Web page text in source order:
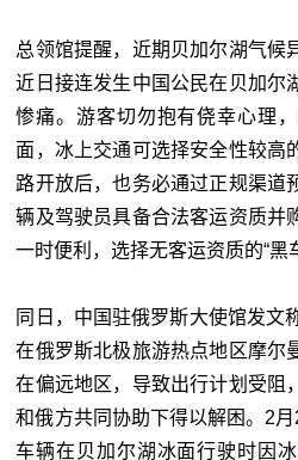
总领馆提醒，近期贝加尔湖气候
近日接连发生中国公民在贝加尔
惨痛。游客切勿抱有侥幸心理
面，冰上交通可选择安全性较高
路开放后，也务必通过正规渠道
辆及驾驶员具备合法客运资质并
一时便利，选择无客运资质的“黑
同日，中国驻俄罗斯大使馆发文
在俄罗斯北极旅游热点地区摩尔
在偏远地区，导致出行计划受阻
和俄方共同协助下得以解困。2
车辆在贝加尔湖冰面行驶时因